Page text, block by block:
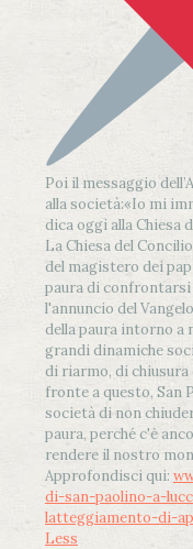
Poi il messaggio
alla società:«Io mi
dica oggi alla Chiesa
La Chiesa del
del magistero dei
paura di
l'annuncio del
della paura intorno a
grandi dinamiche
di riarmo, di
fronte a questo, San
società di non
paura, perché c'è
rendere il nostro
Approfondisci qui:
di-san-paolino-a-
latteggiamento-di-
Less